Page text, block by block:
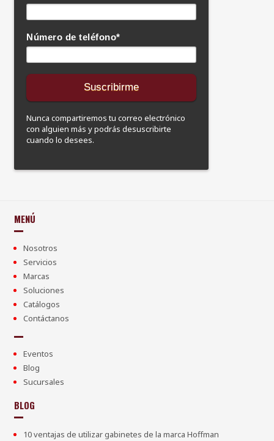
Número de teléfono*
Nunca compartiremos tu correo electrónico
con alguien más y podrás desuscribirte
cuando lo desees.
MENÚ
Nosotros
Servicios
Marcas
Soluciones
Catálogos
Contáctanos
Eventos
Blog
Sucursales
BLOG
10 ventajas de utilizar gabinetes de la marca Hoffman